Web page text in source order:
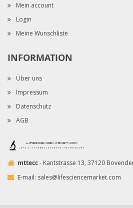
Mein account
Login
Meine Wunschliste
INFORMATION
Über uns
Impressum
Datenschutz
AGB
mttecc- Kantstrasse 13, 37120
E-mail: sales@lifesciencemarket.com